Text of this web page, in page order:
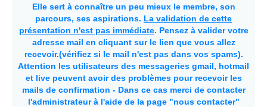
Elle sert à connaître un peu mieux le membre, son
parcours, ses aspirations. La validation de cette
présentation n'est pas immédiate. Pensez à valider votre
adresse mail en cliquant sur le lien que vous allez
recevoir.(vérifiez si le mail n'est pas dans vos spams).
Attention les utilisateurs des messageries gmail, hotmail
et live peuvent avoir des problèmes pour recevoir les
mails de confirmation - Dans ce cas merci de contacter
l'administrateur à l'aide de la page "nous contacter"